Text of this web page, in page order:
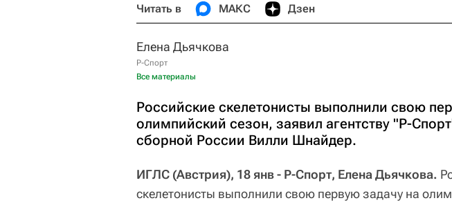
Читать в МАКС Дзен
Елена Дьячкова
Р-Спорт
Все материалы
Российские скелетонисты выполнили свою
олимпийский сезон, заявил агентству "Р-
сборной России Вилли Шнайдер.
ИГЛС (Австрия), 18 янв - Р-Спорт, Елена Дьячкова.
скелетонисты выполнили свою первую задачу на